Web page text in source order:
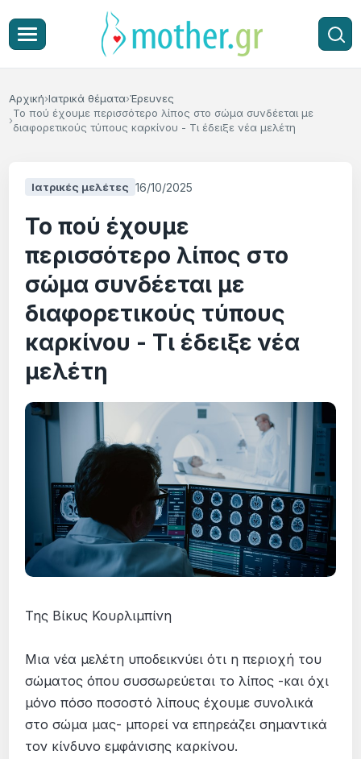
Αρχική Ιατρικά θέματα Έρευνες
Το πού έχουμε περισσότερο λίπος στο σώμα συνδέεται με
διαφορετικούς τύπους καρκίνου - Τι έδειξε νέα μελέτη
Ιατρικές μελέτες 16/10/2025
Το πού έχουμε
περισσότερο λίπος στο
σώμα συνδέεται με
διαφορετικούς τύπους
καρκίνου - Τι έδειξε νέα
μελέτη
Της Βίκυς Κουρλιμπίνη
Μια νέα μελέτη υποδεικνύει ότι η περιοχή του
σώματος όπου συσσωρεύεται το λίπος -και όχι
μόνο πόσο ποσοστό λίπους έχουμε συνολικά
στο σώμα μας- μπορεί να επηρεάζει σημαντικά
τον κίνδυνο εμφάνισης καρκίνου.